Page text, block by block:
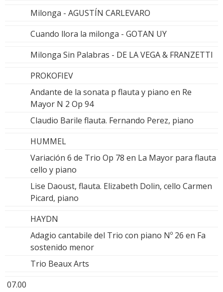
Milonga - AGUSTÍN CARLEVARO
Cuando llora la milonga - GOTAN UY
Milonga Sin Palabras - DE LA VEGA & FRANZETTI
PROKOFIEV
Andante de la sonata p flauta y piano en Re
Mayor N 2 Op 94
Claudio Barile flauta. Fernando Perez, piano
HUMMEL
Variación 6 de Trio Op 78 en La Mayor para flauta
cello y piano
Lise Daoust, flauta. Elizabeth Dolin, cello Carmen
Picard, piano
HAYDN
Adagio cantabile del Trio con piano Nº 26 en Fa
sostenido menor
Trio Beaux Arts
07.00